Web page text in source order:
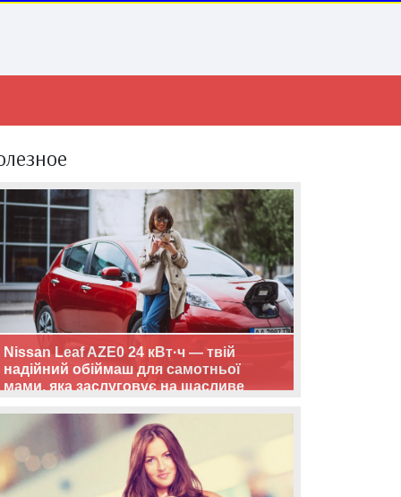
Nissan Leaf AZE0 24 кВт·ч — твій
надійний обіймаш для самотньої
мами, яка заслуговує на щасливе